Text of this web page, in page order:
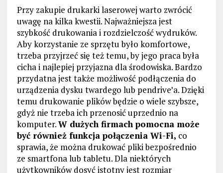
Przy zakupie drukarki laserowej warto zwrócić
uwagę na kilka kwestii. Najważniejsza jest
szybkość drukowania i rozdzielczość wydruków.
Aby korzystanie ze sprzętu było komfortowe,
trzeba przyjrzeć się też temu, by jego praca była
cicha i najlepiej przyjazna dla środowiska. Bardzo
przydatna jest także możliwość podłączenia do
urządzenia dysku twardego lub pendrive’a. Dzięki
temu drukowanie plików będzie o wiele szybsze,
gdyż nie trzeba ich przenosić uprzednio na
komputer.W dużych firmach pomocna może
być również funkcja połączenia Wi-Fi, co
sprawia, że można drukować pliki bezpośrednio
ze smartfona lub tabletu. Dla niektórych
użytkowników dosyć istotny jest rozmiar